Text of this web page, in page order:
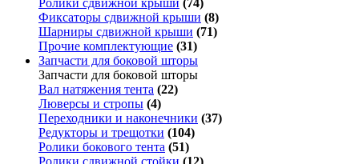
Ролики сдвижной крыши (74)
Фиксаторы сдвижной крыши (8)
Шарниры сдвижной крыши (71)
Прочие комплектующие (31)
Запчасти для боковой шторы
Запчасти для боковой шторы
Вал натяжения тента (22)
Люверсы и стропы (4)
Переходники и наконечники (37)
Редукторы и трещотки (104)
Ролики бокового тента (51)
Ролики сдвижной стойки (12)